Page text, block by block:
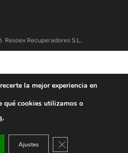
Resoex Recuperadores S.L.
la mejor experiencia en
qué cookies utilizamos o
.
Ajustes Cerrar el banner de